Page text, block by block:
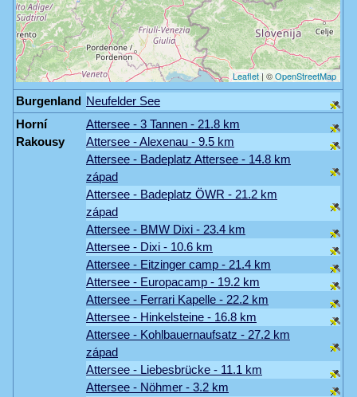
Burgenland Neufelder See
Horní
Rakousy
Attersee - 3 Tannen - 21.8 km
Attersee - Alexenau - 9.5 km
Attersee - Badeplatz Attersee - 14.8 km
západ
Attersee - Badeplatz ÖWR - 21.2 km
západ
Attersee - BMW Dixi - 23.4 km
Attersee - Dixi - 10.6 km
Attersee - Eitzinger camp - 21.4 km
Attersee - Europacamp - 19.2 km
Attersee - Ferrari Kapelle - 22.2 km
Attersee - Hinkelsteine - 16.8 km
Attersee - Kohlbauernaufsatz - 27.2 km
západ
Attersee - Liebesbrücke - 11.1 km
Attersee - Nöhmer - 3.2 km